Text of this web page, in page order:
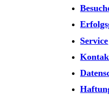
Service